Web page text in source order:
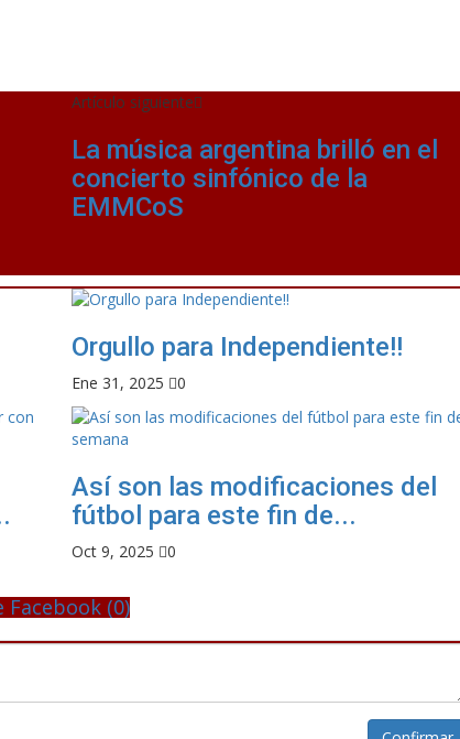
Artículo siguiente
La música argentina brilló en el
concierto sinfónico de la
EMMCoS
Orgullo para Independiente!!
Ene 31, 2025 0
Así son las modificaciones del
fútbol para este fin de...
Oct 9, 2025 0
Facebook (0)